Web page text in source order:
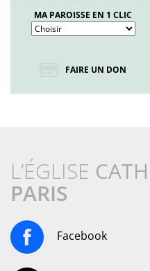
MA PAROISSE EN 1 CLIC
FAIRE UN DON
L’ÉGLISE
PARIS
Facebook